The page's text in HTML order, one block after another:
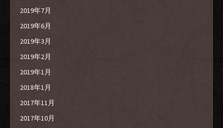
2019年7月
2019年6月
2019年3月
2019年2月
2019年1月
2018年1月
2017年11月
2017年10月